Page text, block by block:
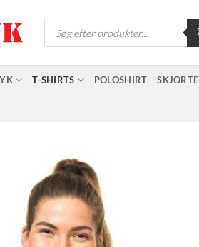
Products
search
T-SHIRTS POLOSHIRT SKJORTE